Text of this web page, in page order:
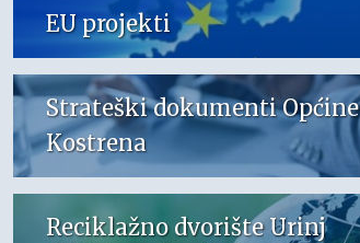
EU projekti
Strateški dokumenti Općine
Kostrena
Reciklažno dvorište Urinj